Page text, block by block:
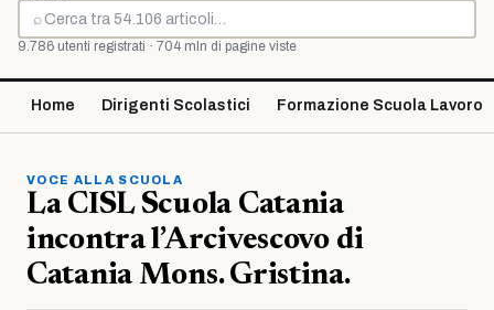
⌕
Cerca
9.786 utenti registrati · 704 mln di pagine viste
Home Dirigenti Scolastici Formazione Scuola Lavoro
VOCE ALLA SCUOLA
La CISL Scuola Catania
incontra l’Arcivescovo di
Catania Mons. Gristina.